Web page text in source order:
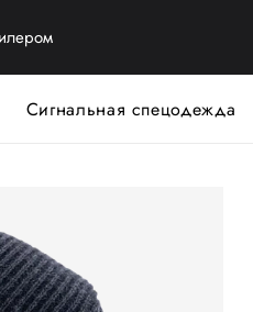
Сигнальная спецодежда